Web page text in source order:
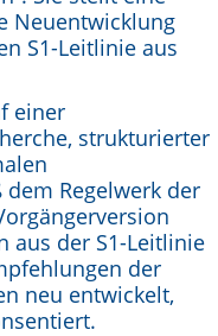
Neuentwicklung
S1-Leitlinie aus
einer
strukturierter
Regelwerk der
aus der S1-Leitlinie
der
neu entwickelt,